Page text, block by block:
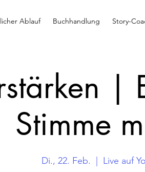
Ablauf Buchhandlung Story-
|
Stimme
Di., 22. Feb. Live auf